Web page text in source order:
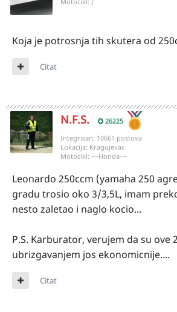
Koja je potrosnja tih skutera od
Citat
N.F.S. 26225
Integrisan, 10661 postova
Lokacija: Kragujevac
Motocikl: ---Honda---
Leonardo 250ccm (yamaha 250
gradu trosio oko 3/3,5L, imam
nesto zaletao i naglo kocio...
P.S. Karburator, verujem da su ove
ubrizgavanjem jos ekonomicnije....
Citat